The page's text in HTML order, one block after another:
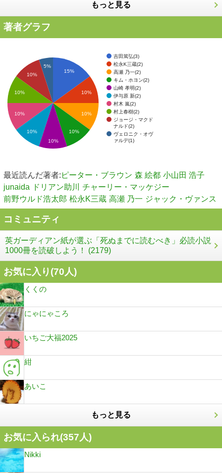
もっと見る
著者グラフ
吉田篤弘(3)
松永K三蔵(2)
高瀬 乃一(2)
キム・ホヨン(2)
山崎 孝明(2)
伊与原 新(2)
村木 嵐(2)
村上春樹(2)
ジョージ・マクド
ナルド(2)
ヴェロニク・オヴ
ァルデ(1)
15%
10%
10%
10%
5%
10%
10%
10%
10%
10%
最近読んだ著者: ピーター・ブラウン 森 絵都 小山田 浩子
junaida
ドリアン助川
チャーリー・マッケジー
前野ウルド浩太郎 松永K三蔵 高瀬 乃一 ジャック・ヴァンス
コミュニティ
英ガーディアン紙が選ぶ「死ぬまでに読むべき」必読小説
1000冊を読破しよう！ (2179)
お気に入り(70人)
くくの
にゃにゃころ
いちご大福2025
紺
あいこ
もっと見る
お気に入られ(357人)
Nikki